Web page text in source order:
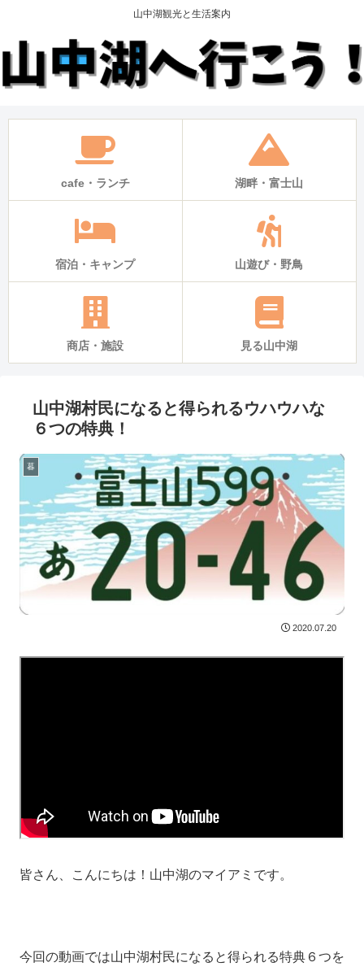
山中湖観光と生活案内
cafe・ランチ 湖畔・富士山
宿泊・キャンプ 山遊び・野鳥
商店・施設 見る山中湖
山中湖村民になると得られるウハウハな
６つの特典！
暮
2020.07.20
皆さん、こんにちは！山中湖のマイアミです。
今回の動画では山中湖村民になると得られる特典６つを